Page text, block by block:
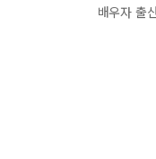
배우자 출